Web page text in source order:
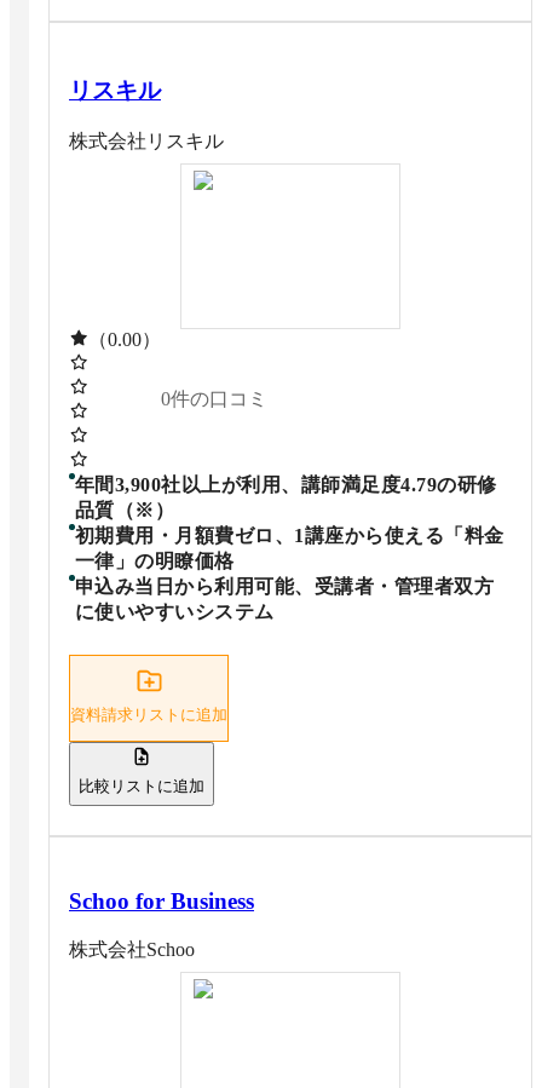
リスキル
株式会社リスキル
（0.00）
0件の口コミ
年間3,900社以上が利用、講師満足度4.79の研修
品質（※）
初期費用・月額費ゼロ、1講座から使える「料金
一律」の明瞭価格
申込み当日から利用可能、受講者・管理者双方
に使いやすいシステム
資料請求リストに追加
比較リストに追加
Schoo for Business
株式会社Schoo